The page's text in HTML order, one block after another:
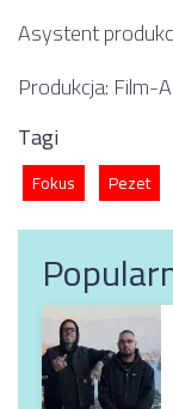
Asystent
Produkcja:
Tagi
Fokus Pezet